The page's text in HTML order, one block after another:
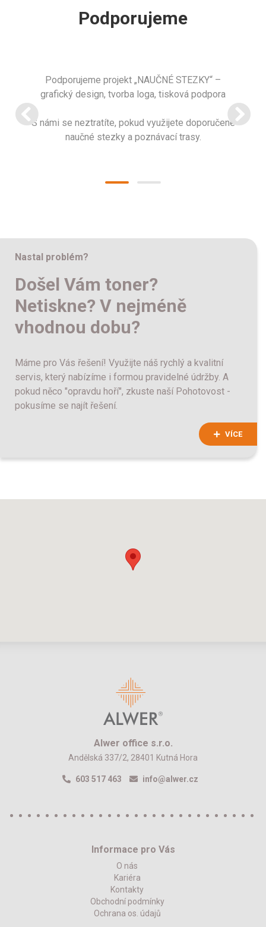
Podporujeme
Podporujeme projekt „NAUČNÉ STEZKY“ –
grafický design, tvorba loga, tisková podpora
S námi se neztratíte, pokud využijete doporučené
naučné stezky a poznávací trasy.
Nastal problém?
Došel Vám toner?
Netiskne? V nejméně
vhodnou dobu?
Máme pro Vás řešení! Využijte náš rychlý a kvalitní
servis, který nabízíme i formou pravidelné údržby. A
pokud něco "opravdu hoří", zkuste naší Pohotovost -
pokusíme se najít řešení.
VÍCE
Alwer office s.r.o.
Andělská 337/2, 28401 Kutná Hora
603 517 463 info@alwer.cz
Informace pro Vás
O nás
Kariéra
Kontakty
Obchodní podmínky
Ochrana os. údajů